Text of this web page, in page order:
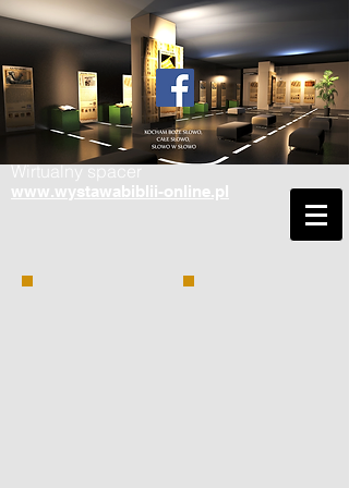
Wirtualny spacer
www.wystawabiblii-online.pl